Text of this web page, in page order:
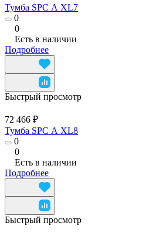
Тумба SPC А XL7
0
0
Есть в наличии
Подробнее
Быстрый просмотр
72 466 ₽
Тумба SPC А XL8
0
0
Есть в наличии
Подробнее
Быстрый просмотр